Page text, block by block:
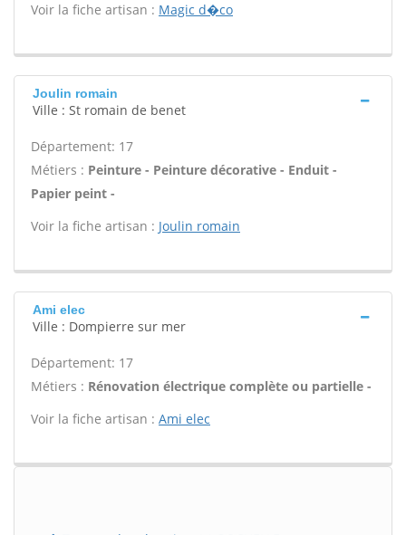
Voir la fiche artisan : Magic d�co
Joulin romain
Ville : St romain de benet
Département: 17
Métiers : Peinture - Peinture décorative - Enduit -
Papier peint -
Voir la fiche artisan : Joulin romain
Ami elec
Ville : Dompierre sur mer
Département: 17
Métiers : Rénovation électrique complète ou partielle -
Voir la fiche artisan : Ami elec